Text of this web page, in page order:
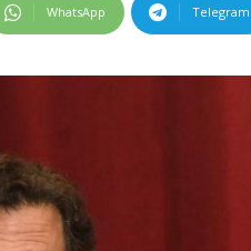
WhatsApp Telegram